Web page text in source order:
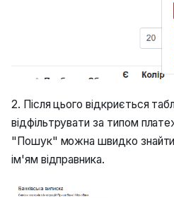
2. Після цього відкриється
відфільтрувати за типом
"Пошук" можна швидко знайти
ім'ям відправника.